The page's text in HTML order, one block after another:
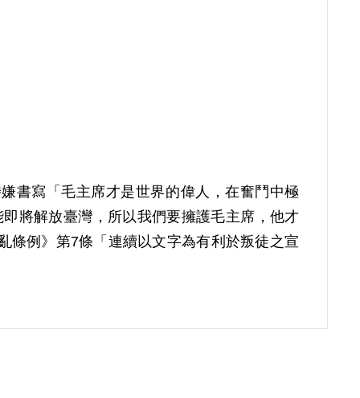
書寫「毛主席才是世界的偉人，在奮鬥中極
將解放臺灣，所以我們要擁護毛主席，他才
條例》第7條「連續以文字為有利於叛徒之宣